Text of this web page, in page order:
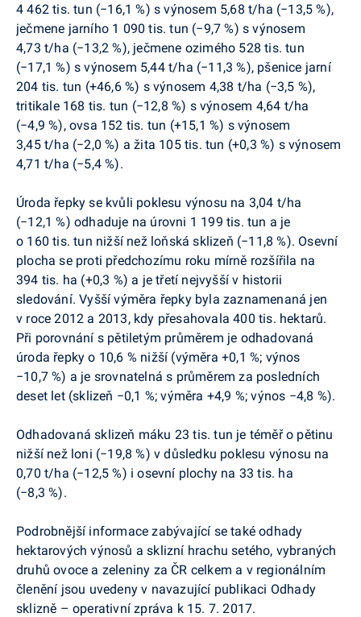
4 462 tis. tun (−16,1 %) s výnosem 5,68 t/ha (−13,5 %),
ječmene jarního 1 090 tis. tun (−9,7 %) s výnosem
4,73 t/ha (−13,2 %), ječmene ozimého 528 tis. tun
(−17,1 %) s výnosem 5,44 t/ha (−11,3 %), pšenice jarní
204 tis. tun (+46,6 %) s výnosem 4,38 t/ha (−3,5 %),
tritikale 168 tis. tun (−12,8 %) s výnosem 4,64 t/ha
(−4,9 %), ovsa 152 tis. tun (+15,1 %) s výnosem
3,45 t/ha (−2,0 %) a žita 105 tis. tun (+0,3 %) s výnosem
4,71 t/ha (−5,4 %).
Úroda řepky se kvůli poklesu výnosu na 3,04 t/ha
(−12,1 %) odhaduje na úrovni 1 199 tis. tun a je
o 160 tis. tun nižší než loňská sklizeň (−11,8 %). Osevní
plocha se proti předchozímu roku mírně rozšířila na
394 tis. ha (+0,3 %) a je třetí nejvyšší v historii
sledování. Vyšší výměra řepky byla zaznamenaná jen
v roce 2012 a 2013, kdy přesahovala 400 tis. hektarů.
Při porovnání s pětiletým průměrem je odhadovaná
úroda řepky o 10,6 % nižší (výměra +0,1 %; výnos
−10,7 %) a je srovnatelná s průměrem za posledních
deset let (sklizeň −0,1 %; výměra +4,9 %; výnos −4,8 %).
Odhadovaná sklizeň máku 23 tis. tun je téměř o pětinu
nižší než loni (−19,8 %) v důsledku poklesu výnosu na
0,70 t/ha (−12,5 %) i osevní plochy na 33 tis. ha
(−8,3 %).
Podrobnější informace zabývající se také odhady
hektarových výnosů a sklizní hrachu setého, vybraných
druhů ovoce a zeleniny za ČR celkem a v regionálním
členění jsou uvedeny v navazující publikaci Odhady
sklizně – operativní zpráva k 15. 7. 2017.